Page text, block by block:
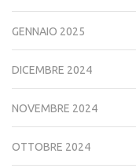
GENNAIO 2025
DICEMBRE 2024
NOVEMBRE 2024
OTTOBRE 2024